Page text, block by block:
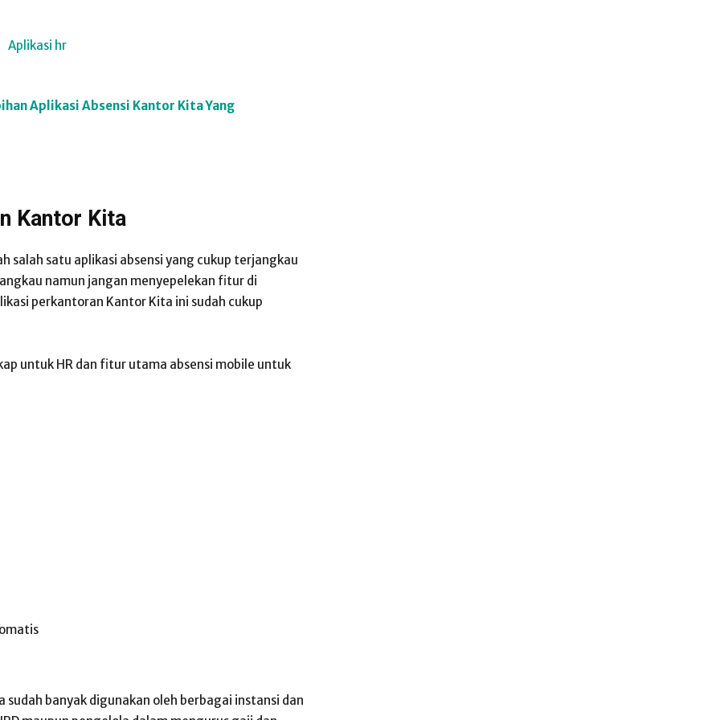
Aplikasi Absensi Kantor Kita Yang
Kantor Kita
salah satu aplikasi absensi yang cukup terjangkau
namun jangan menyepelekan fitur di
perkantoran Kantor Kita ini sudah cukup
untuk HR dan fitur utama absensi mobile untuk
banyak digunakan oleh berbagai instansi dan